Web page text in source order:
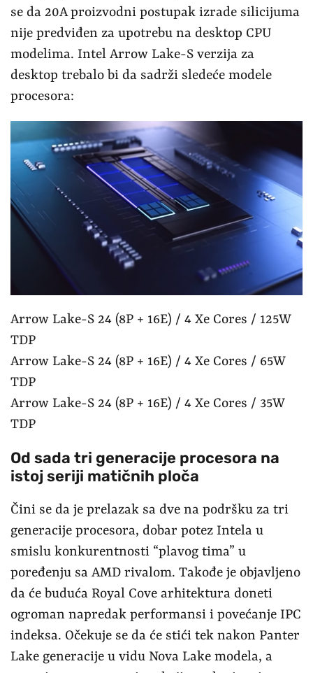
se da 20A proizvodni postupak izrade silicijuma
nije predviđen za upotrebu na desktop CPU
modelima. Intel Arrow Lake-S verzija za
desktop trebalo bi da sadrži sledeće modele
procesora:
Arrow Lake-S 24 (8P + 16E) / 4 Xe Cores / 125W
TDP
Arrow Lake-S 24 (8P + 16E) / 4 Xe Cores / 65W
TDP
Arrow Lake-S 24 (8P + 16E) / 4 Xe Cores / 35W
TDP
Od sada tri generacije procesora na
istoj seriji matičnih ploča
Čini se da je prelazak sa dve na podršku za tri
generacije procesora, dobar potez Intela u
smislu konkurentnosti “plavog tima” u
poređenju sa AMD rivalom. Takođe je objavljeno
da će buduća Royal Cove arhitektura doneti
ogroman napredak performansi i povećanje IPC
indeksa. Očekuje se da će stići tek nakon Panter
Lake generacije u vidu Nova Lake modela, a